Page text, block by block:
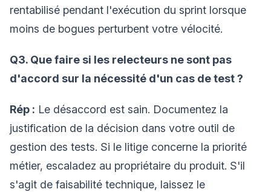
rentabilisé pendant l'exécution du sprint lorsque
moins de bogues perturbent votre vélocité.
Q3. Que faire si les relecteurs ne sont pas
d'accord sur la nécessité d'un cas de test ?
Rép : Le désaccord est sain. Documentez la
justification de la décision dans votre outil de
gestion des tests. Si le litige concerne la priorité
métier, escaladez au propriétaire du produit. S'il
s'agit de faisabilité technique, laissez le